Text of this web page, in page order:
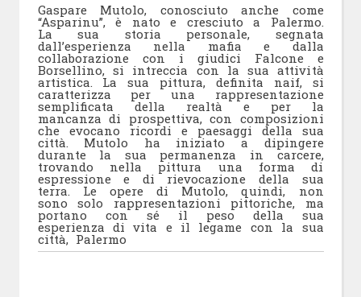
Gaspare Mutolo, conosciuto anche come
“Asparinu”, è nato e cresciuto a Palermo.
La sua storia personale, segnata
dall’esperienza nella mafia e dalla
collaborazione con i giudici Falcone e
Borsellino,si intreccia con la sua attività
artistica.La sua pittura, definita naif, si
caratterizza per una rappresentazione
semplificata della realtà e per la
mancanza di prospettiva, con composizioni
che evocano ricordi e paesaggi della sua
città. Mutolo ha iniziato a dipingere
durante la sua permanenza in carcere,
trovando nella pittura una forma di
espressione e di rievocazione della sua
terra. Le opere di Mutolo, quindi, non
sono solo rappresentazioni pittoriche, ma
portano con sé il peso della sua
esperienza di vita e il legame con la sua
città, Palermo